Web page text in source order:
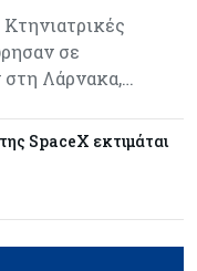
05-08-2026
καθυστερήσεων
και ΠΑΣΥΞΕ για το
σε
Λάρνακα,…
SpaceX εκτιμάται